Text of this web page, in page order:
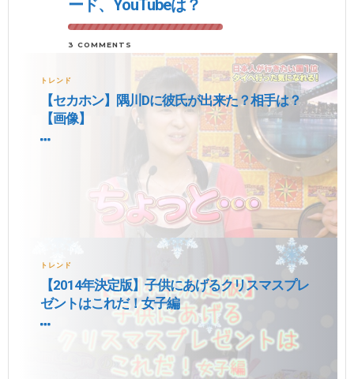
ード、YouTubeは？
3 COMMENTS
トレンド
【セカホン】隅川Dに彼氏が出来た？相手は？
【画像】
トレンド
【2014年決定版】子供にあげるクリスマスプレ
ゼントはこれだ！女子編